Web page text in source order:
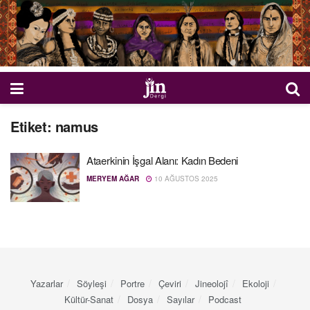
Etiket: namus
Ataerkinin İşgal Alanı: Kadın Bedeni
MERYEM AĞAR 10 AĞUSTOS 2025
Yazarlar Söyleşi Portre Çeviri Jineolojî
Ekoloji
Kültür-Sanat
Dosya Sayılar Podcast